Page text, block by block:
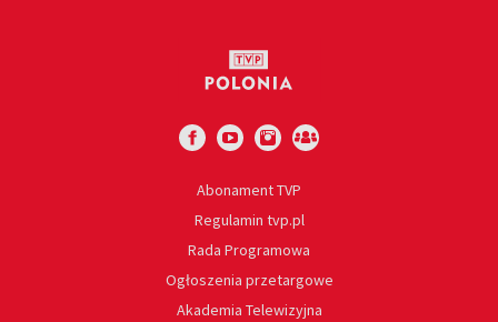
Abonament TVP
Regulamin tvp.pl
Rada Programowa
Ogłoszenia przetargowe
Akademia Telewizyjna